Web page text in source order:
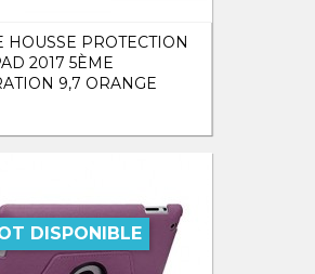
HOUSSE PROTECTION
2017 5ÈME
9,7 ORANGE
DISPONIBLE